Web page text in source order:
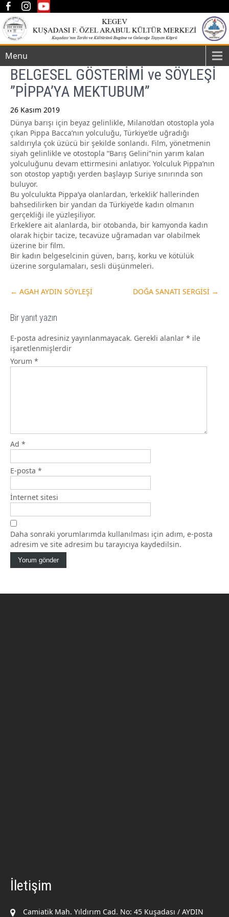
Menu
BELGESEL GÖSTERİMİ ve SÖYLEŞİ
”PİPPA’YA MEKTUBUM”
26 Kasım 2019
Dünya barışı için beyaz gelinlikle, Milano’dan otostopla yola
çıkan Pippa Bacca’nın yolculuğu, Türkiye’de uğradığı
saldırıyla çok üzücü bir şekilde sonlandı. Film, yönetmenin
siyah gelinlikle ve otostopla “Barış Gelini”nin yarım kalan
yolculuğunu devam ettirmesini anlatıyor. Yolculuk Pippa’nın
son otostop yaptığı yerden başlayıp Suriye sınırında son
buluyor.
Bu yolculukta Pippa’ya olanlardan, ‘erkeklik’ hallerinden
bahsedilirken bir yandan da Türkiye’de kadın olmanın
gerçekliği ile yüzleşiliyor.
Erkeklere ait alanlarda, bir otobanda, bir kamyonda kadın
olarak hiçbir tacize, tecavüze uğramadan var olabilmek
üzerine bir film.
Bir kadın belgeselcinin güven, barış, korku ve kötülük
üzerine sorgulamaları, sesli düşünmeleri.
Post
navigation
← AGAH AYDIN SÖYLEŞİ DOĞA SANATI SERGİSİ →
Bir yanıt yazın
E-posta adresiniz yayınlanmayacak. Gerekli alanlar * ile
işaretlenmişlerdir
Yorum *
Ad *
E-posta *
İnternet sitesi
Daha sonraki yorumlarımda kullanılması için adım, e-posta
adresim ve site adresim bu tarayıcıya kaydedilsin.
İletişim
Camiatik Mah. Yıldırım Cad. No: 45 Kuşadası / AYDIN